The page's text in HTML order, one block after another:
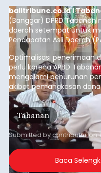
balitribune.co.id I
(Banggar) DPRD
daerah setempat untuk
Pendapatan Asli Daerah
anggaran 2027.
Optimalisasi penerimaan
perlu karena APBD
mengalami penurunan
akibat pemangkasan
Daerah (TKD) dari
Tabanan
Submitted bycontributoron
Baca